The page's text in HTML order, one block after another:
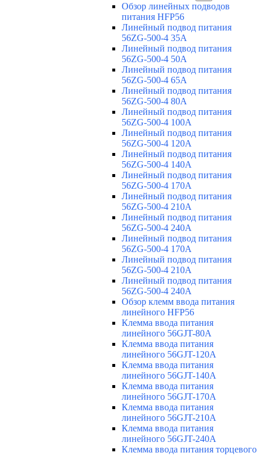
Обзор линейных подводов
питания HFP56
Линейный подвод питания
56ZG-500-4 35A
Линейный подвод питания
56ZG-500-4 50A
Линейный подвод питания
56ZG-500-4 65A
Линейный подвод питания
56ZG-500-4 80A
Линейный подвод питания
56ZG-500-4 100A
Линейный подвод питания
56ZG-500-4 120A
Линейный подвод питания
56ZG-500-4 140A
Линейный подвод питания
56ZG-500-4 170A
Линейный подвод питания
56ZG-500-4 210A
Линейный подвод питания
56ZG-500-4 240A
Линейный подвод питания
56ZG-500-4 170A
Линейный подвод питания
56ZG-500-4 210A
Линейный подвод питания
56ZG-500-4 240A
Обзор клемм ввода питания
линейного HFP56
Клемма ввода питания
линейного 56GJT-80A
Клемма ввода питания
линейного 56GJT-120A
Клемма ввода питания
линейного 56GJT-140A
Клемма ввода питания
линейного 56GJT-170A
Клемма ввода питания
линейного 56GJT-210A
Клемма ввода питания
линейного 56GJT-240A
Клемма ввода питания торцевого